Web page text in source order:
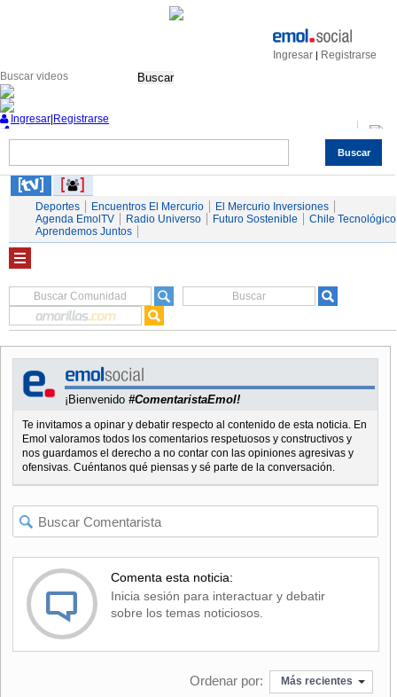
Ingresar | Registrarse
Buscar
Buscar
Ingresar Registrarse
Servicios
Deportes Encuentros El Mercurio
El Mercurio Inversiones
Agenda EmolTV
Radio Universo Futuro Sostenible
Chile Tecnológico
Aprendemos Juntos
¡Bienvenido #ComentaristaEmol!
Te invitamos a opinar y debatir respecto al contenido de esta noticia. En
Emol valoramos todos los comentarios respetuosos y constructivos y
nos guardamos el derecho a no contar con las opiniones agresivas y
ofensivas. Cuéntanos qué piensas y sé parte de la conversación.
Comenta esta noticia:
Inicia sesión para interactuar y debatir
sobre los temas noticiosos.
Ordenar por: Más recientes